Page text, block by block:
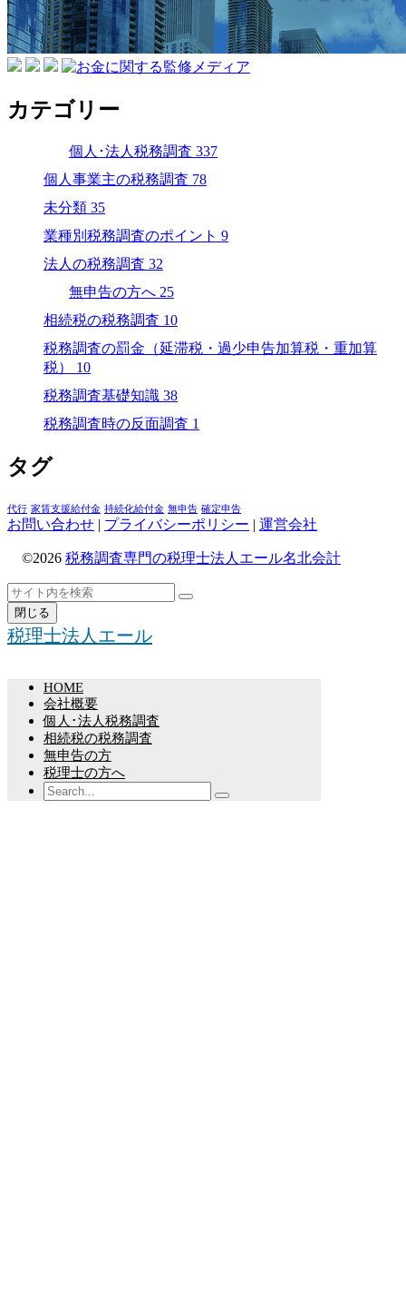
カテゴリー
個人･法人税務調査 337
個人事業主の税務調査 78
未分類 35
業種別税務調査のポイント 9
法人の税務調査 32
無申告の方へ 25
相続税の税務調査 10
税務調査の罰金（延滞税・過少申告加算税・重加算
税） 10
税務調査基礎知識 38
税務調査時の反面調査 1
タグ
代行 家賃支援給付金 持続化給付金 無申告 確定申告
お問い合わせ | プライバシーポリシー | 運営会社
©2026 税務調査専門の税理士法人エール名北会計
ト
ッ
プ
へ
検
索
検
閉じる
税理士法人エール
HOME
会社概要
個人･法人税務調査
相続税の税務調査
無申告の方
税理士の方へ